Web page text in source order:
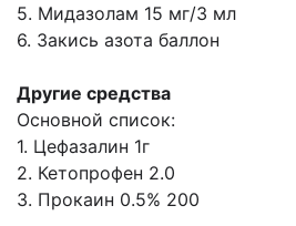
5. Мидазолам 15 мг/3 мл
6. Закись азота баллон
Другие средства
Основной список:
1. Цефазалин 1г
2. Кетопрофен 2.0
3. Прокаин 0.5% 200